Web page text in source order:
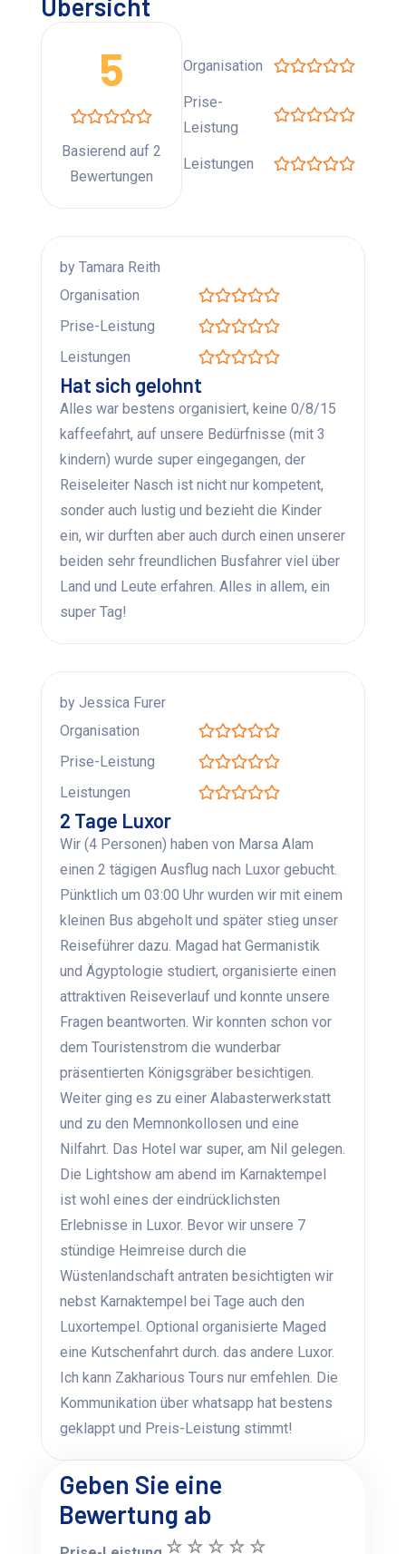
Übersicht
5
Basierend auf 2
Bewertungen
Organisation
Prise-
Leistung
Leistungen
by Tamara Reith
Organisation
Prise-Leistung
Leistungen
Hat sich gelohnt
Alles war bestens organisiert, keine 0/8/15
kaffeefahrt, auf unsere Bedürfnisse (mit 3
kindern) wurde super eingegangen, der
Reiseleiter Nasch ist nicht nur kompetent,
sonder auch lustig und bezieht die Kinder
ein, wir durften aber auch durch einen unserer
beiden sehr freundlichen Busfahrer viel über
Land und Leute erfahren. Alles in allem, ein
super Tag!
by Jessica Furer
Organisation
Prise-Leistung
Leistungen
2 Tage Luxor
Wir (4 Personen) haben von Marsa Alam
einen 2 tägigen Ausflug nach Luxor gebucht.
Pünktlich um 03:00 Uhr wurden wir mit einem
kleinen Bus abgeholt und später stieg unser
Reiseführer dazu. Magad hat Germanistik
und Ägyptologie studiert, organisierte einen
attraktiven Reiseverlauf und konnte unsere
Fragen beantworten. Wir konnten schon vor
dem Touristenstrom die wunderbar
präsentierten Königsgräber besichtigen.
Weiter ging es zu einer Alabasterwerkstatt
und zu den Memnonkollosen und eine
Nilfahrt. Das Hotel war super, am Nil gelegen.
Die Lightshow am abend im Karnaktempel
ist wohl eines der eindrücklichsten
Erlebnisse in Luxor. Bevor wir unsere 7
stündige Heimreise durch die
Wüstenlandschaft antraten besichtigten wir
nebst Karnaktempel bei Tage auch den
Luxortempel. Optional organisierte Maged
eine Kutschenfahrt durch. das andere Luxor.
Ich kann Zakharious Tours nur emfehlen. Die
Kommunikation über whatsapp hat bestens
geklappt und Preis-Leistung stimmt!
Geben Sie eine
Bewertung ab